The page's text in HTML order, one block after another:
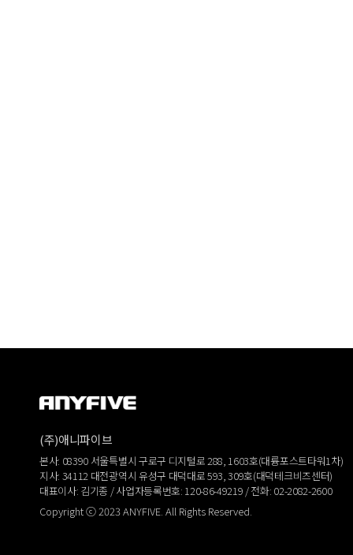
(주)애니파이브
본사: 08390 서울특별시 구로구 디지털로 288, 1603호(대륭포스트타워1차)
지사: 34112 대전광역시 유성구 대덕대로 593, 309호(대덕테크비즈센터)
대표이사: 김기종 / 사업자등록번호: 120-86-49219 / 전화: 02-2082-2600
Copyright ⓒ 2023 ANYFIVE. All Rights Reserved.